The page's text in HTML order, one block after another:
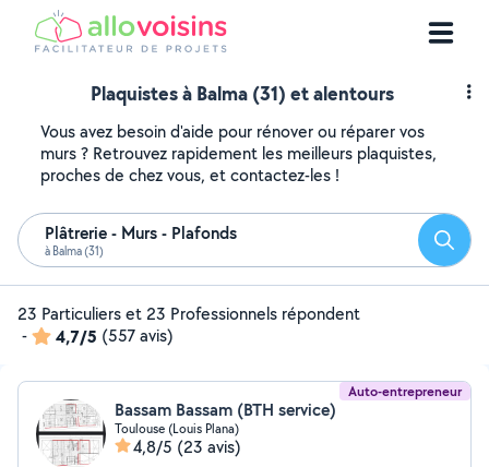
Plaquistes à Balma (31) et alentours
Vous avez besoin d'aide pour rénover ou réparer vos
murs ? Retrouvez rapidement les meilleurs plaquistes,
proches de chez vous, et contactez-les !
Plâtrerie - Murs - Plafonds
à Balma (31)
23 Particuliers et 23 Professionnels répondent
-
4,7/5 (557 avis)
Auto-entrepreneur
Bassam Bassam (BTH service)
Toulouse (Louis Plana)
4,8/5 (23 avis)